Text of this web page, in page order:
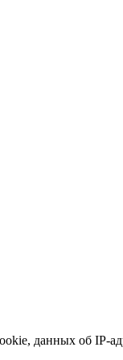
данных об IP-